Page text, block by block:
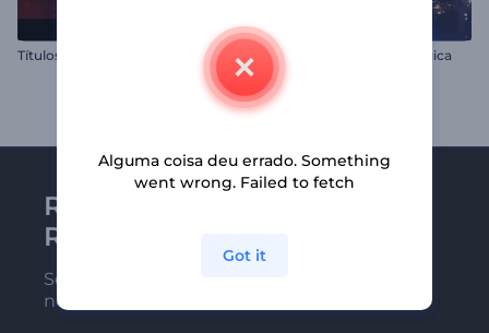
Títulos de Trailer de Ação Árvore de Natal Espiral Mágica
Receba a newsletter da
Renderforest
Seja um dos primeiros a receber
nossas últimas novidades e ofertas
Alguma coisa deu errado. Something
went wrong. Failed to fetch
Got it